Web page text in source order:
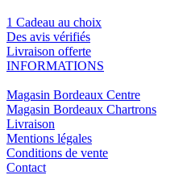
1 Cadeau au choix
Des avis vérifiés
Livraison offerte
INFORMATIONS
Magasin Bordeaux Centre
Magasin Bordeaux Chartrons
Livraison
Mentions légales
Conditions de vente
Contact